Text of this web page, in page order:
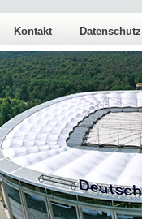
Kontakt Datenschutz